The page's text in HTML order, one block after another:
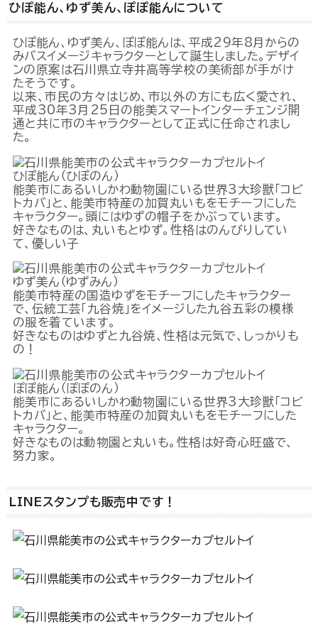
ひぽ能ん、ゆず美ん、ぽぽ能んについて
ひぽ能ん、ゆず美ん、ぽぽ能んは、平成29年8月からの
みバスイメージキャラクターとして誕生しました。デザイ
ンの原案は石川県立寺井高等学校の美術部が手がけ
たそうです。
以来、市民の方々はじめ、市以外の方にも広く愛され、
平成30年3月25日の能美スマートインターチェンジ開
通と共に市のキャラクターとして正式に任命されまし
た。
ひぽ能ん（ひぽのん）
能美市にあるいしかわ動物園にいる世界3大珍獣「コビ
トカバ」と、能美市特産の加賀丸いもをモチーフにした
キャラクター。頭にはゆずの帽子をかぶっています。
好きなものは、丸いもとゆず。性格はのんびりしてい
て、優しい子
ゆず美ん（ゆずみん）
能美市特産の国造ゆずをモチーフにしたキャラクター
で、伝統工芸「九谷焼」をイメージした九谷五彩の模様
の服を着ています。
好きなものはゆずと九谷焼、性格は元気で、しっかりも
の！
ぽぽ能ん（ぽぽのん）
能美市にあるいしかわ動物園にいる世界3大珍獣「コビ
トカバ」と、能美市特産の加賀丸いもをモチーフにした
キャラクター。
好きなものは動物園と丸いも。性格は好奇心旺盛で、
努力家。
LINEスタンプも販売中です！